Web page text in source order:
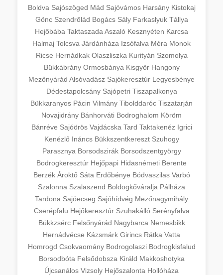
Boldva Sajószöged Mád Sajóvámos Harsány Kistokaj
Gönc Szendrőlád Bogács Sály Farkaslyuk Tállya
Hejőbába Taktaszada Aszaló Kesznyéten Karcsa
Halmaj Tolcsva Járdánháza Izsófalva Méra Monok
Ricse Hernádkak Olaszliszka Kurityán Szomolya
Bükkábrány Ormosbánya Kisgyőr Hangony
Mezőnyárád Alsóvadász Sajókeresztúr Legyesbénye
Dédestapolcsány Sajópetri Tiszapalkonya
Bükkaranyos Pácin Vilmány Tibolddaróc Tiszatarján
Novajidrány Bánhorváti Bodroghalom Köröm
Bánréve Sajóörös Vajdácska Tard Taktakenéz Igrici
Kenézlő Ináncs Bükkszentkereszt Szuhogy
Parasznya Borsodszirák Borsodszentgyörgy
Bodrogkeresztúr Hejőpapi Hidasnémeti Berente
Berzék Ároktő Sáta Erdőbénye Bódvaszilas Varbó
Szalonna Szalaszend Boldogkőváralja Pálháza
Tardona Sajóecseg Sajóhídvég Mezőnagymihály
Cserépfalu Hejőkeresztúr Szuhakálló Serényfalva
Bükkzsérc Felsőnyárád Nagybarca Nemesbikk
Hernádvécse Kázsmárk Girincs Rátka Vatta
Homrogd Csokvaomány Bodrogolaszi Bodrogkisfalud
Borsodbóta Felsődobsza Királd Makkoshotyka
Újcsanálos Vizsoly Hejőszalonta Hollóháza